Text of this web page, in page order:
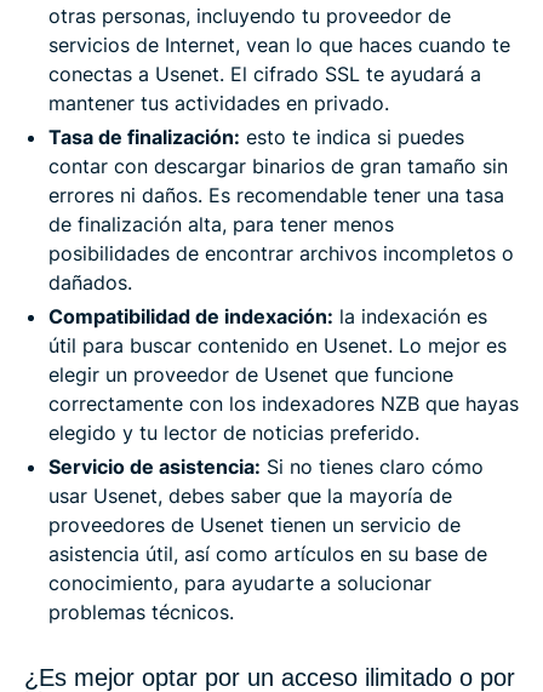
otras personas, incluyendo tu proveedor de
servicios de Internet, vean lo que haces cuando te
conectas a Usenet. El cifrado SSL te ayudará a
mantener tus actividades en privado.
Tasa de finalización: esto te indica si puedes
contar con descargar binarios de gran tamaño sin
errores ni daños. Es recomendable tener una tasa
de finalización alta, para tener menos
posibilidades de encontrar archivos incompletos o
dañados.
Compatibilidad de indexación: la indexación es
útil para buscar contenido en Usenet. Lo mejor es
elegir un proveedor de Usenet que funcione
correctamente con los indexadores NZB que hayas
elegido y tu lector de noticias preferido.
Servicio de asistencia: Si no tienes claro cómo
usar Usenet, debes saber que la mayoría de
proveedores de Usenet tienen un servicio de
asistencia útil, así como artículos en su base de
conocimiento, para ayudarte a solucionar
problemas técnicos.
¿Es mejor optar por un acceso ilimitado o por